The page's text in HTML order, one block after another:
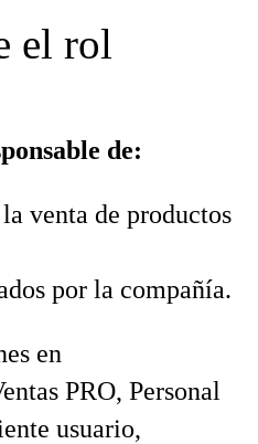
el rol
de:
venta de productos
por la compañía.
en
PRO, Personal
usuario,